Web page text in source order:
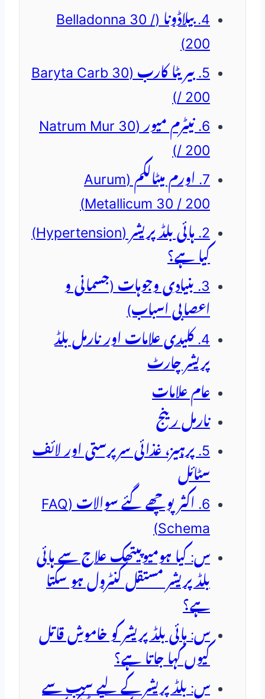
4. بیلاڈونا (Belladonna 30 /
200)
5. بیریٹا کارب (Baryta Carb 30
/ 200)
6. نیٹرم میور (Natrum Mur 30
/ 200)
7. اورم میٹالکم (Aurum
Metallicum 30 / 200)
2. ہائی بلڈ پریشر (Hypertension)
کیا ہے؟
3. بنیادی وجوہات (جسمانی و
اعصابی اسباب)
4. کلیدی علامات اور نارمل بلڈ
پریشر چارٹ
عام علامات
نارمل رینج
5. پرہیز، غذائی سرپرستی اور لائف
سٹائل
6. اکثر پوچھے گئے سوالات (FAQ
Schema)
س: کیا ہومیوپیتھک علاج سے ہائی
بلڈ پریشر مستقل کنٹرول ہو سکتا
ہے؟
س: ہائی بلڈ پریشر کو خاموش قاتل
کیوں کہا جاتا ہے؟
س: بلڈ پریشر کے لیے سب سے